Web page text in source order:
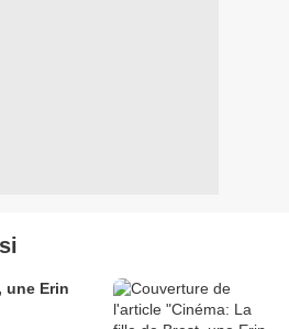
une Erin